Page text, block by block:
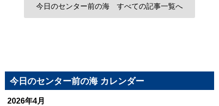
今日のセンター前の海 すべての記事一覧へ
今日のセンター前の海 カレンダー
2026年4月